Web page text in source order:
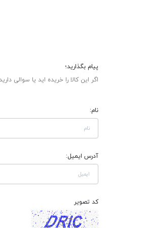
پیام بگذارید؛
اگر این کالا را خریده اید یا سوالی
نام:
آدرس ایمیل:
کد تصویر